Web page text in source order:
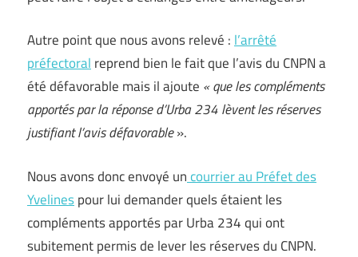
Autre point que nous avons relevé :l’arrêté
préfectoralreprend bien le fait que l’avis du CNPN a
été défavorable mais il ajoute « que les compléments
apportés par la réponse d’Urba 234 lèvent les réserves
justifiant l’avis défavorable».
Nous avons donc envoyé uncourrier au Préfet des
Yvelinespour lui demander quels étaient les
compléments apportés par Urba 234 qui ont
subitement permis de lever les réserves du CNPN.